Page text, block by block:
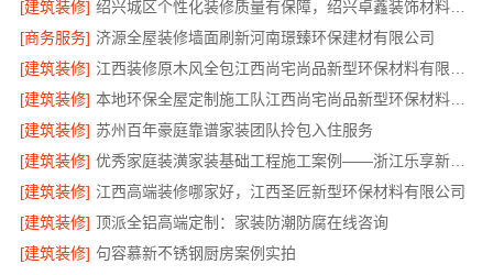
[建筑装修]
绍兴城区个性化装修质量有保障，绍兴卓鑫装饰材料有限公司严格品控
[商务服务] 济源全屋装修墙面刷新河南璟臻环保建材有限公司
[建筑装修]
[建筑装修]
本地环保全屋定制施工队江西尚宅尚品新型环保材料有限公司
[建筑装修] 苏州百年豪庭靠谱家装团队拎包入住服务
[建筑装修]
优秀家庭装潢家装基础工程施工案例——浙江乐享新材料有限公司
[建筑装修] 江西高端装修哪家好，江西圣匠新型环保材料有限公司
[建筑装修] 顶派全铝高端定制：家装防潮防腐在线咨询
[建筑装修] 句容慕新不锈钢厨房案例实拍